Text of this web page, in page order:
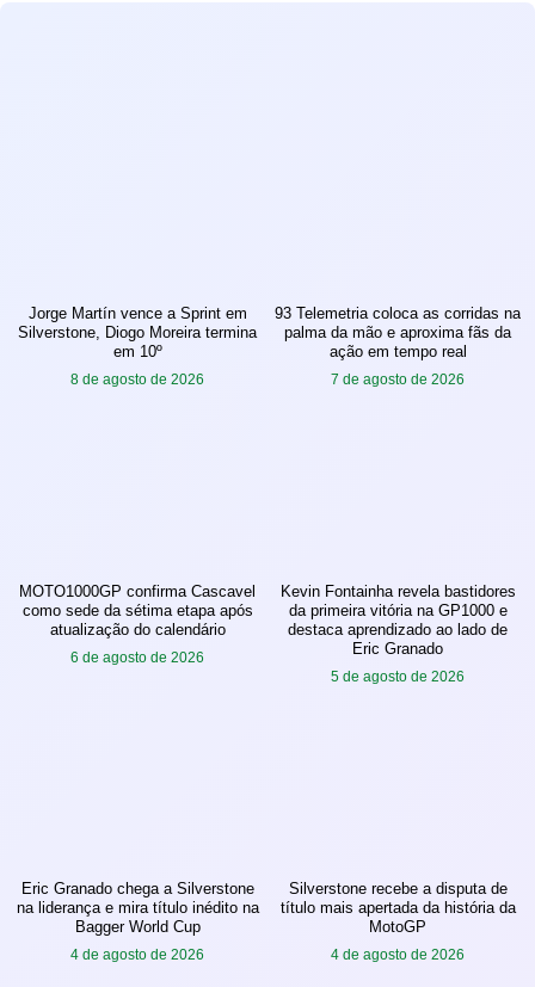
Jorge Martín vence a Sprint em
Silverstone, Diogo Moreira termina
em 10º
8 de agosto de 2026
93 Telemetria coloca as corridas na
palma da mão e aproxima fãs da
ação em tempo real
7 de agosto de 2026
MOTO1000GP confirma Cascavel
como sede da sétima etapa após
atualização do calendário
6 de agosto de 2026
Kevin Fontainha revela bastidores
da primeira vitória na GP1000 e
destaca aprendizado ao lado de
Eric Granado
5 de agosto de 2026
Eric Granado chega a Silverstone
na liderança e mira título inédito na
Bagger World Cup
4 de agosto de 2026
Silverstone recebe a disputa de
título mais apertada da história da
MotoGP
4 de agosto de 2026